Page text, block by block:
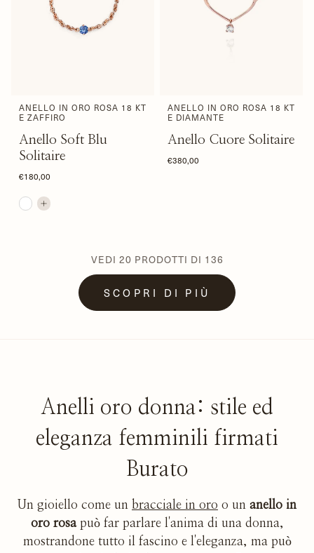
ANELLO IN ORO ROSA 18 KT
E ZAFFIRO
Anello Soft Blu
Solitaire
€180,00
ANELLO IN ORO ROSA 18 KT
E DIAMANTE
Anello Cuore Solitaire
€380,00
VEDI 20 PRODOTTI DI 136
SCOPRI DI PIÙ
Anelli oro donna: stile ed
eleganza femminili firmati
Burato
Un gioiello come un bracciale in oro o un anello in
oro rosapuò far parlare l'anima di una donna,
mostrandone tutto il fascino e l'eleganza, ma può